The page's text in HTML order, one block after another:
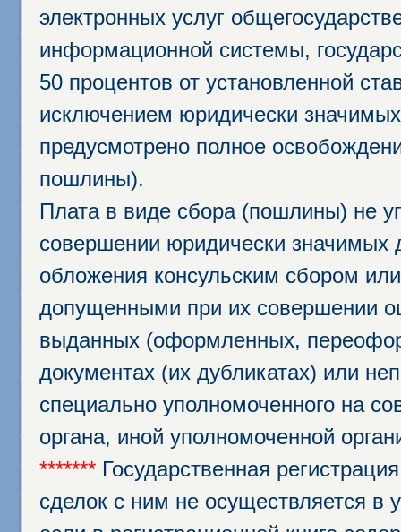
электронных услуг
информационной системы,
50 процентов от установленной
исключением юридически
предусмотрено полное
пошлины).
Плата в виде сбора (пошлины) не
совершении юридически
обложения консульским сбором
допущенными при их совершении
выданных (оформленных,
документах (их дубликатах) или
специально уполномоченного на
органа, иной уполномоченной
******* Государственная
сделок с ним не осуществляется в